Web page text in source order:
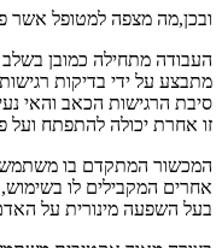
ובכן,מה מצפה למטופל אשר
העבודה מתחילה כמובן
מתבצע על ידי בדיקות
סיבת הרגישות הכאב והאי
זו אחרת יכולה להתפתח ועל
המכשור המתקדם בו
אחרים המקבילים לו
בעל השפעה מינורית על